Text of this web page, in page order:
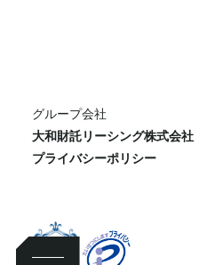
グループ会社
大和財託リーシング株式会社
プライバシーポリシー